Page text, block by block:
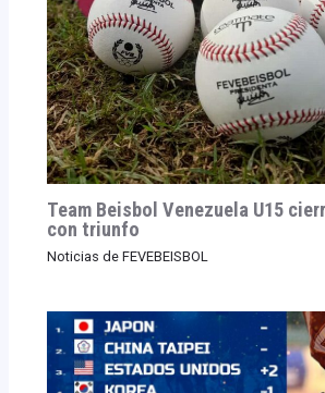
Team Beisbol Venezuela U15
con triunfo
Noticias de FEVEBEISBOL